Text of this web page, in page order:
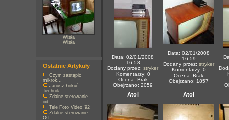
Wisła
Wisła
Ostatnie Artykuły
Czym zastąpić
mikrok...
Janusz Łokuć
Technik...
Zdalne sterowanie
od...
Tele Foto Video '92
Zdalne sterowanie
OT...
Data: 02/01/2008
16:58
Dodany przez: stryker
Komentarzy: 0
Ocena: Brak
Obejrzano: 2059
Data: 02/01/2008
16:59
Dodany przez: stryker
Komentarzy: 0
Ocena: Brak
Obejrzano: 1857
Atol Atol